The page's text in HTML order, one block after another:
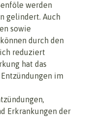
werden
gelindert. Auch
sowie
durch den
reduziert
hat das
im
Erkrankungen der